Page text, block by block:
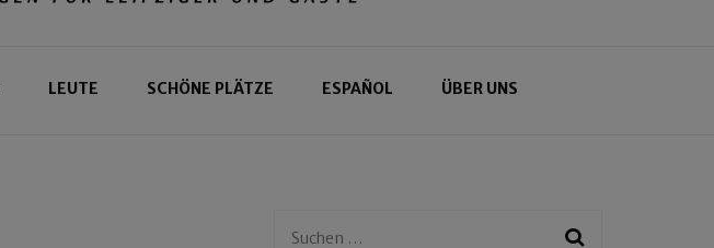
LEUTE SCHÖNE PLÄTZE ESPAÑOL ÜBER UNS
Suchen